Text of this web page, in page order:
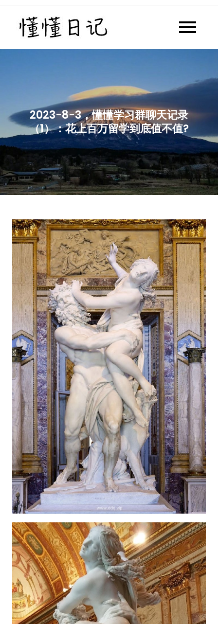
Skip
content
懂懂日记网每天同步更新懂懂学
2023-8-3，懂懂学习群聊天记录
（1）：花上百万留学到底值不值?